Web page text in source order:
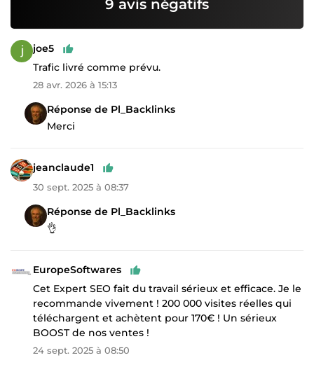
9 avis négatifs
joe5
Trafic livré comme prévu.
28 avr. 2026 à 15:13
Réponse de Pl_Backlinks
Merci
jeanclaude1
30 sept. 2025 à 08:37
Réponse de Pl_Backlinks
👌
EuropeSoftwares
Cet Expert SEO fait du travail sérieux et efficace. Je le
recommande vivement ! 200 000 visites réelles qui
téléchargent et achètent pour 170€ ! Un sérieux
BOOST de nos ventes !
24 sept. 2025 à 08:50